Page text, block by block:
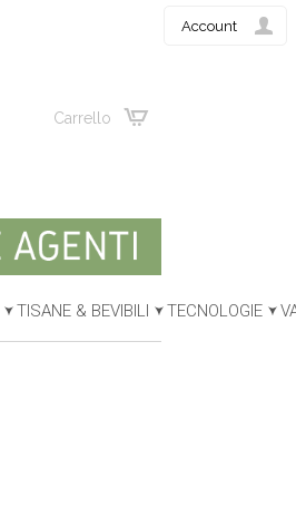
Carrello
Account
TISANE & BEVIBILI TECNOLOGIE